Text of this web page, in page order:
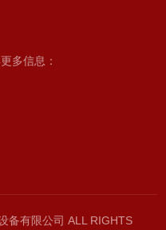
多信息：
备有限公司 ALL RIGHTS